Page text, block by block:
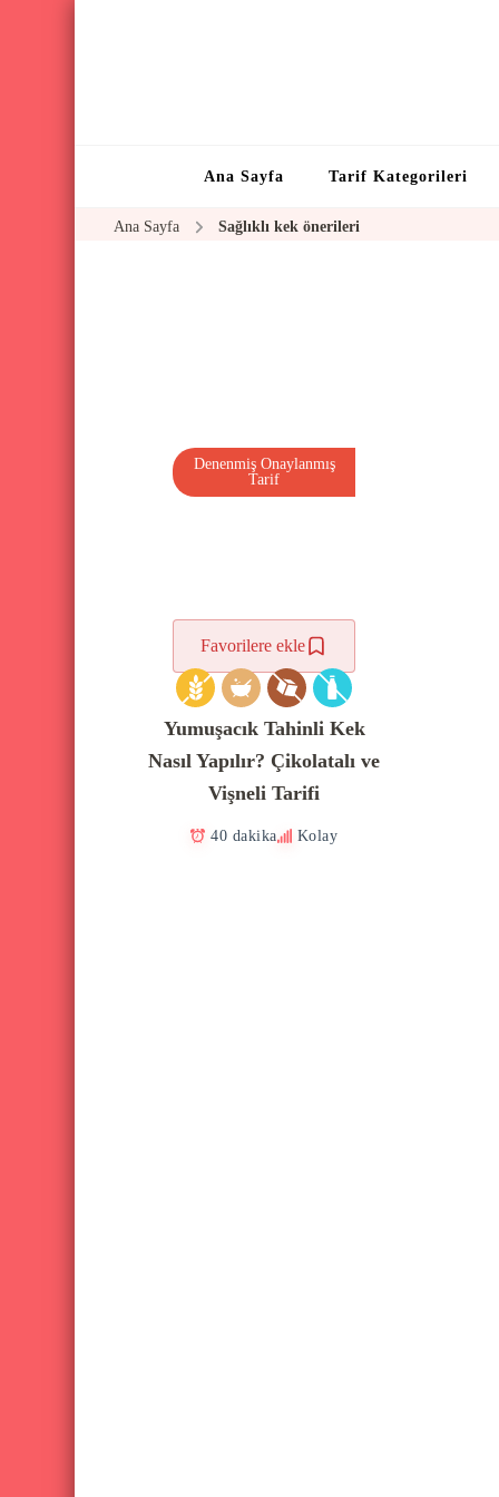
Ana Sayfa Tarif Kategorileri
Ana Sayfa Sağlıklı kek önerileri
Favorilere ekle
Denenmiş Onaylanmış
Tarif
Yumuşacık Tahinli Kek
Nasıl Yapılır? Çikolatalı ve
Vişneli Tarifi
40 dakika Kolay